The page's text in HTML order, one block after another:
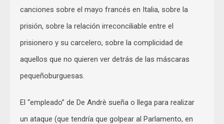
canciones sobre el mayo francés en Italia, sobre la
prisión, sobre la relación irreconciliable entre el
prisionero y su carcelero, sobre la complicidad de
aquellos que no quieren ver detrás de las máscaras
pequeñoburguesas.
El “empleado” de De Andrè sueña o llega para realizar
un ataque (que tendría que golpear al Parlamento, en